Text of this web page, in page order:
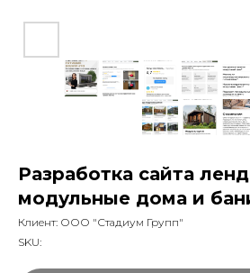
Разработка сайта
модульные дома и
Клиент: ООО "Стадиум Групп"
SKU: